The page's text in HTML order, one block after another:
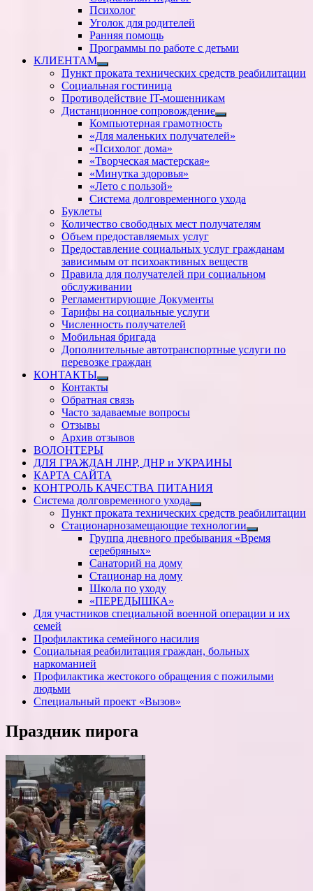
Психолог
Уголок для родителей
Ранняя помощь
Программы по работе с детьми
КЛИЕНТАМ
Показать
подменю
Пункт проката технических средств реабилитации
Социальная гостиница
Противодействие IT-мошенникам
Дистанционное сопровождение
Показать
подменю
Компьютерная грамотность
«Для маленьких получателей»
«Психолог дома»
«Творческая мастерская»
«Минутка здоровья»
«Лето с пользой»
Система долговременного ухода
Буклеты
Количество свободных мест получателям
Объем предоставляемых услуг
Предоставление социальных услуг гражданам
зависимым от психоактивных веществ
Правила для получателей при социальном
обслуживании
Регламентирующие Документы
Тарифы на социальные услуги
Численность получателей
Мобильная бригада
Дополнительные автотранспортные услуги по
перевозке граждан
КОНТАКТЫ
Показать
подменю
Контакты
Обратная связь
Часто задаваемые вопросы
Отзывы
Архив отзывов
ВОЛОНТЕРЫ
ДЛЯ ГРАЖДАН ЛНР, ДНР и УКРАИНЫ
КАРТА САЙТА
КОНТРОЛЬ КАЧЕСТВА ПИТАНИЯ
Система долговременного ухода
Показать
подменю
Пункт проката технических средств реабилитации
Стационарнозамещающие технологии
Показать
подменю
Группа дневного пребывания «Время
серебряных»
Санаторий на дому
Стационар на дому
Школа по уходу
«ПЕРЕДЫШКА»
Для участников специальной военной операции и их
семей
Профилактика семейного насилия
Социальная реабилитация граждан, больных
наркоманией
Профилактика жестокого обращения с пожилыми
людьми
Специальный проект «Вызов»
Праздник пирога